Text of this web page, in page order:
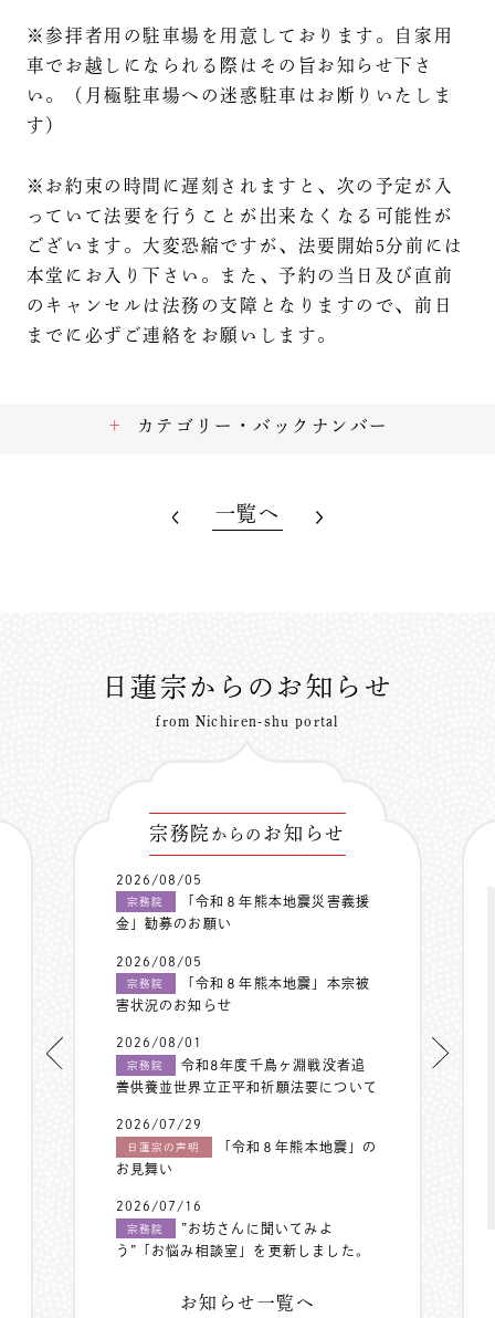
※参拝者用の駐車場を用意しております。自家用
車でお越しになられる際はその旨お知らせ下さ
い。（月極駐車場への迷惑駐車はお断りいたしま
す）
※お約束の時間に遅刻されますと、次の予定が入
っていて法要を行うことが出来なくなる可能性が
ございます。大変恐縮ですが、法要開始5分前には
本堂にお入り下さい。また、予約の当日及び直前
のキャンセルは法務の支障となりますので、前日
までに必ずご連絡をお願いします。
カテゴリー・バックナンバー
一覧へ
日蓮宗からのお知らせ
from Nichiren-shu portal
宗務院 からの お知らせ
2026/08/05
宗務院
「令和８年熊本地震災害義援
金」勧募のお願い
2026/08/05
宗務院
「令和８年熊本地震」本宗被
害状況のお知らせ
2026/08/01
宗務院
令和8年度千鳥ヶ淵戦没者追
善供養並世界立正平和祈願法要について
2026/07/29
日蓮宗の声明
「令和８年熊本地震」の
お見舞い
2026/07/16
宗務院
”お坊さんに聞いてみよ
う”「お悩み相談室」を更新しました。
お知らせ一覧へ